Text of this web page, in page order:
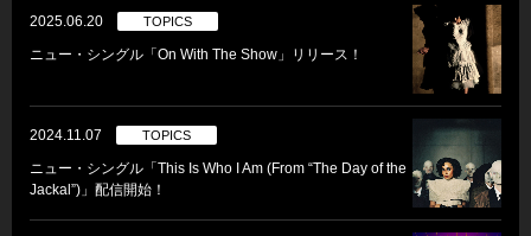
2025.06.20 TOPICS
ニュー・シングル「On With The Show」リリース！
2024.11.07 TOPICS
ニュー・シングル「This Is Who I Am (From “The Day of the
Jackal”)」配信開始！